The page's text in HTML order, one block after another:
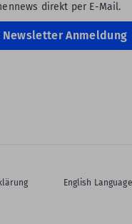
direkt per E-Mail.
Newsletter Anmeldung
English Language